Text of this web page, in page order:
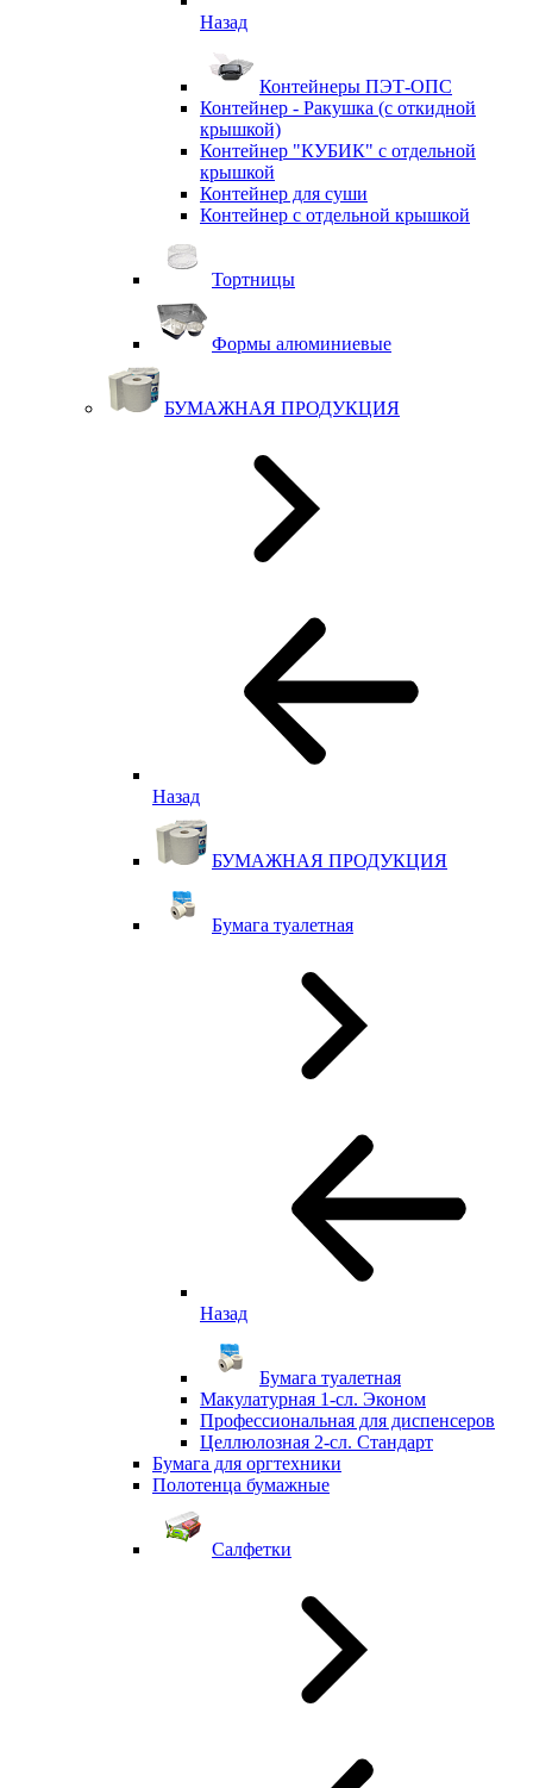
Назад
Контейнеры ПЭТ-ОПС
Контейнер - Ракушка (с откидной
крышкой)
Контейнер "КУБИК" с отдельной
крышкой
Контейнер для суши
Контейнер с отдельной крышкой
Тортницы
Формы алюминиевые
БУМАЖНАЯ ПРОДУКЦИЯ
Назад
БУМАЖНАЯ ПРОДУКЦИЯ
Бумага туалетная
Назад
Бумага туалетная
Макулатурная 1-сл. Эконом
Профессиональная для диспенсеров
Целлюлозная 2-сл. Стандарт
Бумага для оргтехники
Полотенца бумажные
Салфетки